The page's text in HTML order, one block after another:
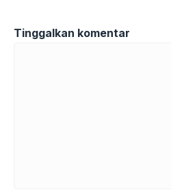
Tinggalkan komentar